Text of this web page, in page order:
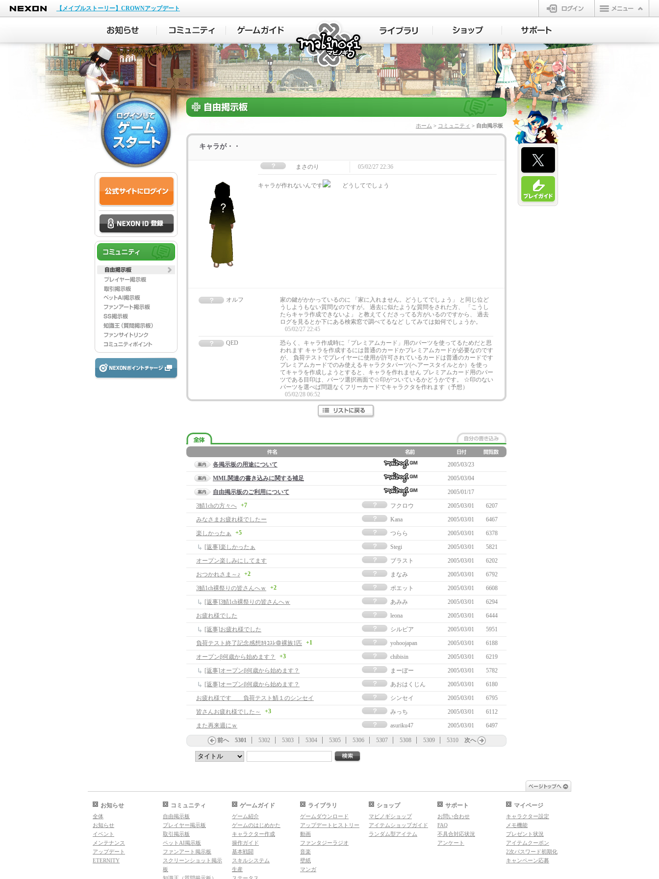
NEXON
【メイプルストーリー】CROWNアップデート
ログイン
マビノギ
ホーム > コミュニティ > 自由掲示板
キャラが・・
まさのり 05/02/27 22:36
キャラが作れないんです どうしてでしょう
オルフ
家の鍵がかかっているのに 「家に入れません。どうしてでしょう」 と同じ位ど
うしようもない質問なのですが。 過去に似たような質問をされた方、 「こうし
たらキャラ作成できないよ」 と教えてくださってる方がいるのですから、 過去
ログを見るとか下にある検索窓で調べてるなど してみては如何でしょうか。
05/02/27 22:45
QED
恐らく、キャラ作成時に「プレミアムカード」用のパーツを使ってるためだと思
われます キャラを作成するには普通のカードかプレミアムカードが必要なのです
が、 負荷テストでプレイヤーに使用が許可されているカードは普通のカードです
プレミアムカードでのみ使えるキャラクタパーツ(ヘアースタイルとか）を使っ
てキャラを作成しようとすると、キャラを作れません プレミアムカード用のパー
ツである目印は、パーツ選択画面で☆印がついているかどうかです。 ☆印のない
パーツを選べば問題なくフリーカードでキャラクタを作れます（予想）
05/02/28 06:52
各掲示板の用途について
2005/03/23
MML関連の書き込みに関する補足
2005/03/04
自由掲示板のご利用について
2005/01/17
3鯖1chの方々へ +7 フクロウ 2005/03/01
6207
みなさまお疲れ様でしたー
Kana 2005/03/01
6467
楽しかったぁ
+5 つらら 2005/03/01
6378
[返事]楽しかったぁ
Stegi 2005/03/01
5821
オープン楽しみにしてます
ブラスト 2005/03/01
6202
おつかれさま～♪
+2 まなみ 2005/03/01
6792
3鯖1ch裸祭りの皆さんへｗ
+2 ポエット 2005/03/01
6608
[返事]3鯖1ch裸祭りの皆さんへｗ
あみみ 2005/03/01
6294
お疲れ様でした
leona 2005/03/01
6444
[返事]お疲れ様でした
シルビア 2005/03/01
5951
負荷テスト終了記念感想ｶｷｺｽﾚ＠裸族1匹
+1 yohoojapan 2005/03/01
6188
オープンβ何歳から始めます？
+3 chibisin 2005/03/01
6219
[返事]オープンβ何歳から始めます？
まーぼー 2005/03/01
5782
[返事]オープンβ何歳から始めます？
あおはくじん 2005/03/01
6180
お疲れ様です 負荷テスト鯖１のシンセイ
シンセイ 2005/03/01
6795
皆さんお疲れ様でした～
+3 みっち 2005/03/01
6112
また再来週にｗ
asuriku47 2005/03/01 6497
前へ 5301 5302 5303 5304 5305 5306 5307 5308 5309 5310 次へ
お知らせ
全体
お知らせ
イベント
メンテナンス
アップデート
ETERNITY
コミュニティ
自由掲示板
プレイヤー掲示板
取引掲示板
ペットAI掲示板
ファンアート掲示板
スクリーンショット掲示
板
ゲームガイド
ゲーム紹介
ゲームのはじめかた
キャラクター作成
操作ガイド
基本戦闘
スキルシステム
生産
ライブラリ
ゲームダウンロード
アップデートヒストリー
動画
ファンタジーラジオ
音楽
壁紙
マンガ
ショップ
マビノギショップ
アイテムショップガイド
ランダム型アイテム
サポート
お問い合わせ
FAQ
不具合対応状況
アンケート
マイページ
キャラクター設定
メモ機能
プレゼント状況
アイテムクーポン
2次パスワード初期化
キャンペーン応募